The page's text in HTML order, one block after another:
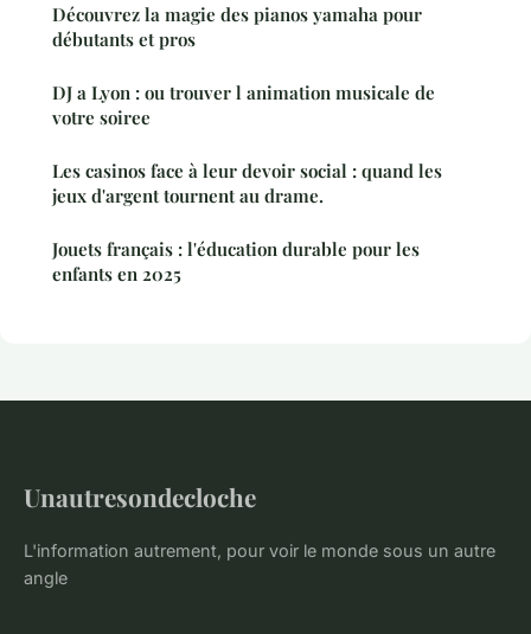
Découvrez la magie des pianos yamaha pour
débutants et pros
DJ a Lyon : ou trouver l animation musicale de
votre soiree
Les casinos face à leur devoir social : quand les
jeux d'argent tournent au drame.
Jouets français : l'éducation durable pour les
enfants en 2025
Unautresondecloche
L'information autrement, pour voir le monde sous un autre
angle